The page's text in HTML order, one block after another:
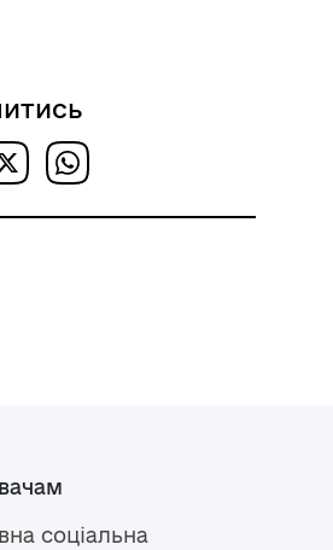
соціальна